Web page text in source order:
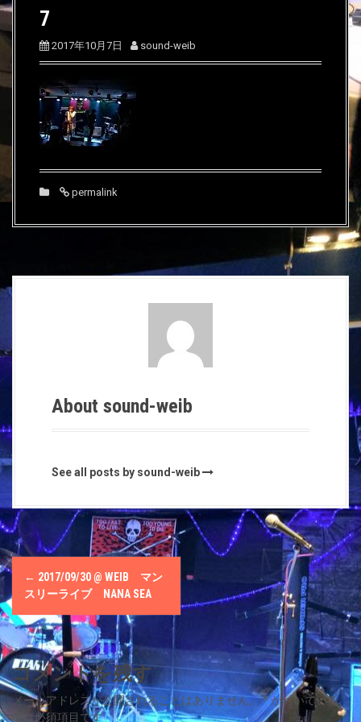
7
2017年10月7日 sound-weib
permalink
About sound-weib
See all posts by sound-weib
P
o
s
t
n
← 2017/09/30 @ WEIΒ マン
スリーライブ NANA SEA
コメントを残す
メールアドレスが公開されることはありません。*が付いている
欄は必須項目です